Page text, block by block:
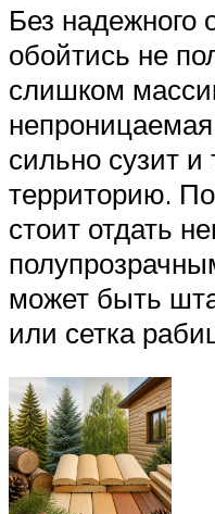
Без надежного
обойтись не
слишком
сильно сузит
территорию.
стоит отдать
может быть
или сетка